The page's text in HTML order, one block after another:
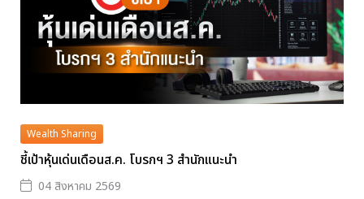
Wealth Sharing
ชี้เป้าหุ้นเด่นเดือนส.ค. โบรกฯ 3 สำนักแนะนำ
04 สิงหาคม 2569